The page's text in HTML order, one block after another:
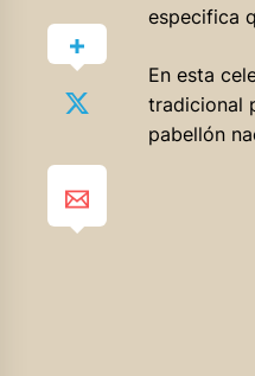
especifica
En esta
tradicional
pabellón